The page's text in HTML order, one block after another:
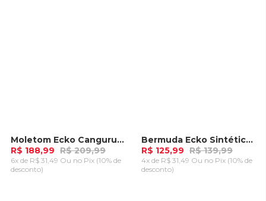
-10%Moletom Ecko Canguru Masculino New Fashion Basic Preto
R$ 188,99 R$ 209,99
6x de R$ 31,49 Ou no Pix (10% de
desconto)
-10%
Bermuda Ecko Sintética Verde
R$ 125,99 R$ 139,99
4x de R$ 31,49 Ou no Pix (10% de
desconto)